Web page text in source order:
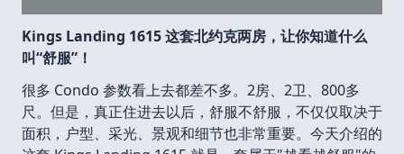
Kings Landing 1615 这套北约克两房，让你知道什么
叫“舒服”！
很多 Condo 参数看上去都差不多。2房、2卫、800多
尺。但是，真正住进去以后，舒服不舒服，不仅仅取决于
面积，户型、采光、景观和细节也非常重要。今天介绍的